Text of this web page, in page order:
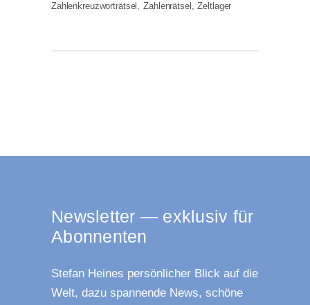
Zahlenkreuzworträtsel
Zahlenrätsel Zeltlager
News­let­ter — exklu­siv für
Abonnenten
Ste­fan Hei­nes per­sön­li­cher Blick auf die
Welt, dazu span­nen­de News, schö­ne